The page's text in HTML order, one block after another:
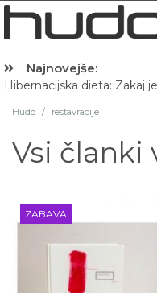
Najnovejše:
Hibernacijska dieta: Zakaj
Hudo / restavracije
Vsi članki
ZABAVA